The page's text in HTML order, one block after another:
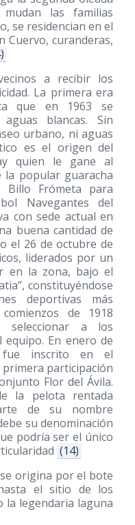
las familias
se residencian en el
Cuervo, curanderas,
a recibir los
La primera era
que en 1963 se
blancas. Sin
urbano, ni aguas
es el origen del
quien le gane al
la popular guaracha
Billo Frómeta para
Navegantes del
con sede actual en
buena cantidad de
el 26 de octubre de
liderados por un
en la zona, bajo el
constituyéndose
deportivas más
de 1918
seleccionar a los
En enero de
fue inscrito en el
participación
Flor del Ávila.
la pelota rentada
de su nombre
su denominación
podría ser el único
(14)
origina por el bote
el sitio de los
la legendaria laguna